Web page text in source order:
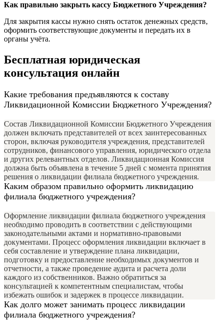
Как правильно закрыть кассу Бюджетного Учреждения?
Для закрытия кассы нужно снять остаток денежных средств,
оформить соответствующие документы и передать их в
органы учёта.
Бесплатная юридическая
консультация онлайн
Какие требования предъявляются к составу
Ликвидационной Комиссии Бюджетного Учреждения?
Состав Ликвидационной Комиссии Бюджетного Учреждения
должен включать представителей от всех заинтересованных
сторон, включая руководителя учреждения, представителей
сотрудников, финансового управления, юридического отдела
и других релевантных отделов. Ликвидационная Комиссия
должна быть объявлена в течение 5 дней с момента принятия
решения о ликвидации филиала бюджетного учреждения.
Каким образом правильно оформить ликвидацию
филиала бюджетного учреждения?
Оформление ликвидации филиала бюджетного учреждения
необходимо проводить в соответствии с действующими
законодательными актами и нормативно-правовыми
документами. Процесс оформления ликвидации включает в
себя составление и утверждение плана ликвидации,
подготовку и предоставление необходимых документов и
отчетности, а также проведение аудита и расчета доли
каждого из собственников. Важно обратиться за
консультацией к компетентным специалистам, чтобы
избежать ошибок и задержек в процессе ликвидации.
Как долго может занимать процесс ликвидации
филиала бюджетного учреждения?